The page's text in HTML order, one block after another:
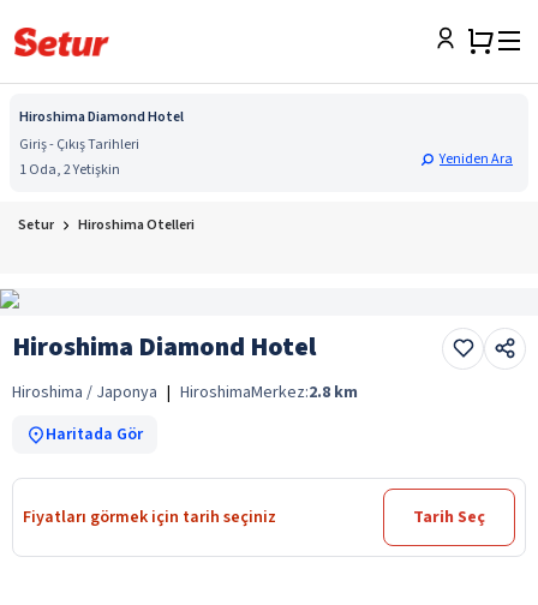
Hiroshima Diamond Hotel
Giriş - Çıkış Tarihleri
1 Oda, 2 Yetişkin
Yeniden Ara
Setur Hiroshima Otelleri
Hiroshima Diamond Hotel
Hiroshima / Japonya | HiroshimaMerkez:2.8 km
Haritada Gör
Fiyatları görmek için tarih seçiniz Tarih Seç